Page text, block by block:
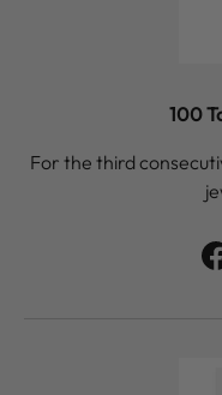
100
For the third